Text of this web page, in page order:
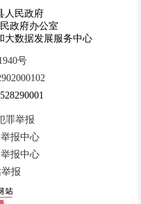
人民政府
政府办公室
大数据发展服务中心
号
罪举报
报中心
报中心
报